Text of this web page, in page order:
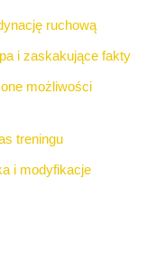
ruchową
i zaskakujące fakty
możliwości
treningu
i modyfikacje